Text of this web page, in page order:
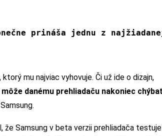
prináša jednu z
mu najviac vyhovuje. Či už ide o dizajn,
danému prehliadaču nakoniec
že Samsung v beta verzii prehliadača